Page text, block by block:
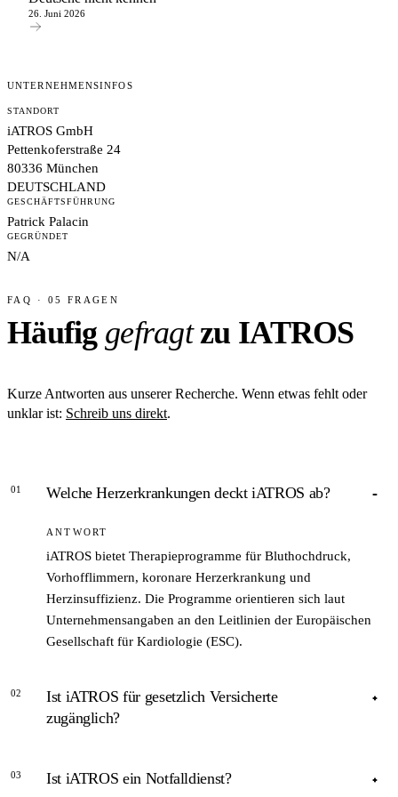
26. Juni 2026
UNTERNEHMENSINFOS
STANDORT
iATROS GmbH
Pettenkoferstraße 24
80336 München
DEUTSCHLAND
GESCHÄFTSFÜHRUNG
Patrick Palacin
GEGRÜNDET
N/A
FAQ · 05 FRAGEN
Häufig gefragtzu IATROS
Kurze Antworten aus unserer Recherche. Wenn etwas fehlt oder
unklar ist: Schreib uns direkt.
01 Welche Herzerkrankungen deckt iATROS ab?
ANTWORT
iATROS bietet Therapieprogramme für Bluthochdruck,
Vorhofflimmern, koronare Herzerkrankung und
Herzinsuffizienz. Die Programme orientieren sich laut
Unternehmensangaben an den Leitlinien der Europäischen
Gesellschaft für Kardiologie (ESC).
02
Ist iATROS für gesetzlich Versicherte
zugänglich?
Ja. Laut i-atros.com sind die Konsultationen als individuelle
03 Ist iATROS ein Notfalldienst?